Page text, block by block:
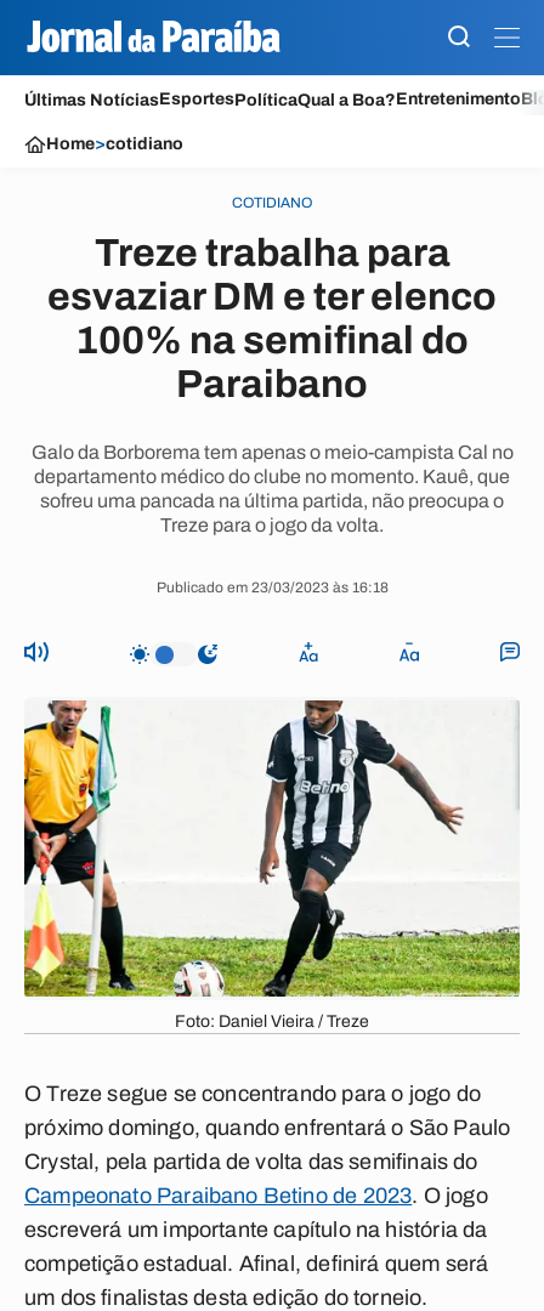
Últimas NotíciasEsportesPolíticaQual a Boa?Entretenimento
Home>cotidiano
COTIDIANO
Treze trabalha para
esvaziar DM e ter elenco
100% na semifinal do
Paraibano
Galo da Borborema tem apenas o meio-campista Cal no
departamento médico do clube no momento. Kauê, que
sofreu uma pancada na última partida, não preocupa o
Treze para o jogo da volta.
Publicado em 23/03/2023 às 16:18
Foto: Daniel Vieira / Treze
O Treze segue se concentrando para o jogo do
próximo domingo, quando enfrentará o São Paulo
Crystal, pela partida de volta das semifinais do
Campeonato Paraibano Betino de 2023. O jogo
escreverá um importante capítulo na história da
competição estadual. Afinal, definirá quem será
um dos finalistas desta edição do torneio.